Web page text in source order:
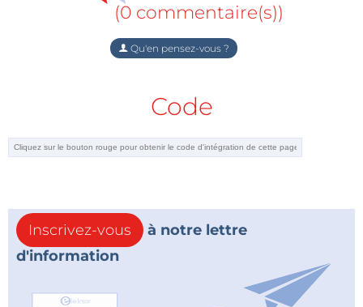
(0 commentaire(s))
Qu'en pensez-vous ?
Code
Inscrivez-vous
à notre lettre
d'information